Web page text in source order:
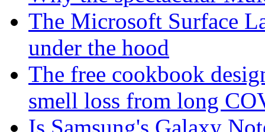
The Microsoft Surface
under the hood
The free cookbook
smell loss from long